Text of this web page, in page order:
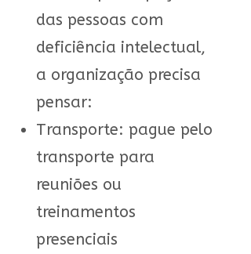
das pessoas com
deficiência intelectual,
a organização precisa
pensar:
Transporte: pague pelo
transporte para
reuniões ou
treinamentos
presenciais